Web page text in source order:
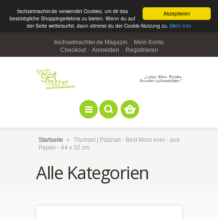
Akzeptieren
tischsetmacher.de verwendet Cookies, um dir das
bestmögliche Shoppingerlebnis zu bieten. Wenn du auf
der Seite weitersurfst, dann stimmst du der Cookie-Nutzung zu. Mehr Info
tischsetmachter.de Magazin
Mein Konto
Checkout
Anmelden Registrieren
Startseite
Tischset | Platzset - Best Mom ever - aus
Papier - 44 x 32 cm
Alle Kategorien